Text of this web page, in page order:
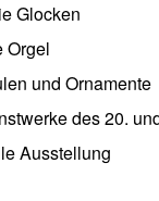
Glocken
Orgel
und Ornamente
des 20.
Ausstellung